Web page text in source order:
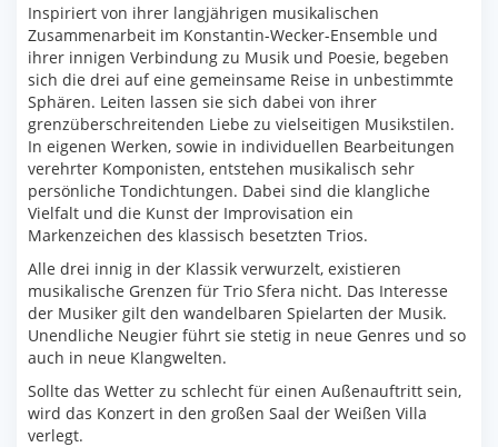
Inspiriert von ihrer langjährigen musikalischen
Zusammenarbeit im Konstantin-Wecker-Ensemble und
ihrer innigen Verbindung zu Musik und Poesie, begeben
sich die drei auf eine gemeinsame Reise in unbestimmte
Sphären. Leiten lassen sie sich dabei von ihrer
grenzüberschreitenden Liebe zu vielseitigen Musikstilen.
In eigenen Werken, sowie in individuellen Bearbeitungen
verehrter Komponisten, entstehen musikalisch sehr
persönliche Tondichtungen. Dabei sind die klangliche
Vielfalt und die Kunst der Improvisation ein
Markenzeichen des klassisch besetzten Trios.
Alle drei innig in der Klassik verwurzelt, existieren
musikalische Grenzen für Trio Sfera nicht. Das Interesse
der Musiker gilt den wandelbaren Spielarten der Musik.
Unendliche Neugier führt sie stetig in neue Genres und so
auch in neue Klangwelten.
Sollte das Wetter zu schlecht für einen Außenauftritt sein,
wird das Konzert in den großen Saal der Weißen Villa
verlegt.